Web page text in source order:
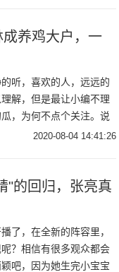
养鸡大户，一
听，喜欢的人，远远的
解，但是最让小编不理
，为何不点个关注。说
爱啦！好啦好啦，小编知
2020-08-04 14:41:26
"的回归，张亮真
了，在全新的阵容里，
？相信有很多观众都会
吧，因为她生完小宝宝